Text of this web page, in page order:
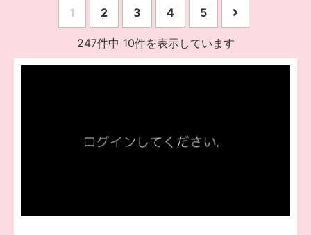
セミナースケジュール
1 2 3 4 5
247件中 10件を表示しています